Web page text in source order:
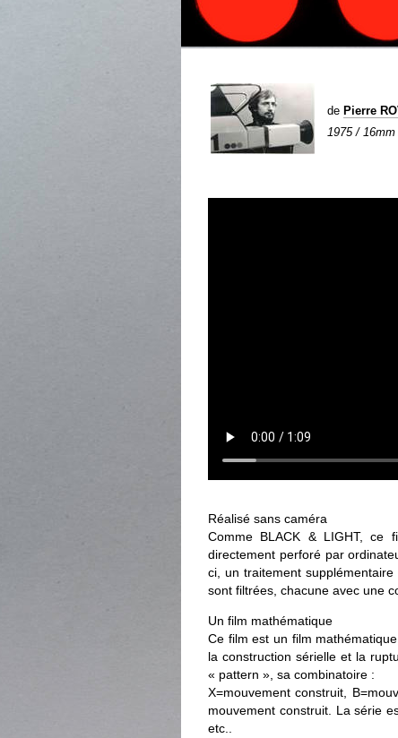
de Pierre
1975 /
Réalisé sans caméra
Comme BLACK & LIGHT, ce
directement perforé par
ci, un traitement
sont filtrées, chacune avec une
Un film mathématique
Ce film est un film
la construction sérielle et la
« pattern », sa combinatoire :
X=mouvement construit,
mouvement construit. La
etc..